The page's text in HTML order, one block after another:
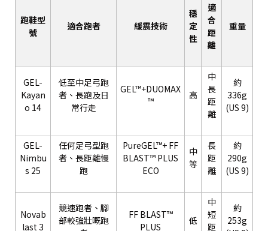
跑鞋型
號
適合跑者 緩震技術
穩
定
性
適
合
距
離
重量
GEL-
Kayan
o 14
低至中足弓跑
者、長跑及日
常行走
GEL™+DUOMAX
™
高
中
長
距
離
約
336g
(US 9)
GEL-
Nimbu
s 25
任何足弓型跑
者、長距離慢
跑
PureGEL™+ FF
BLAST™ PLUS
ECO
中
等
長
距
離
約
290g
(US 9)
Novab
last 3
競速跑者、腳
部較強壯嘅跑
FF BLAST™
PLUS
低
中
短
距
約
253g